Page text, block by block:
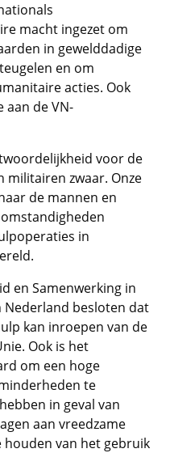
macht ingezet om
in gewelddadige
en om
acties. Ook
aan de VN-
voor de
militairen zwaar. Onze
de mannen en
in
en Samenwerking in
Nederland besloten dat
kan inroepen van de
Ook is het
om een hoge
te
in geval van
aan vreedzame
van het gebruik